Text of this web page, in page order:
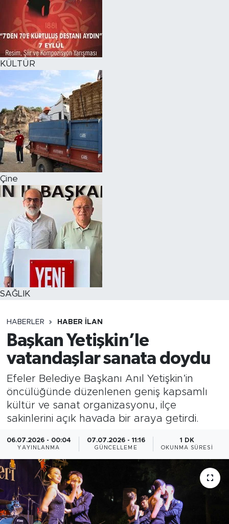
KÜLTÜR
Çine
SAĞLIK
HABERLER HABER İLAN
Başkan Yetişkin’le
vatandaşlar sanata doydu
Efeler Belediye Başkanı Anıl Yetişkin’in
öncülüğünde düzenlenen geniş kapsamlı
kültür ve sanat organizasyonu, ilçe
sakinlerini açık havada bir araya getirdi.
06.07.2026 - 00:04
YAYINLANMA
07.07.2026 - 11:16
GÜNCELLEME
1 DK
OKUNMA SÜRESI